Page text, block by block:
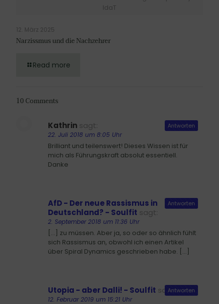
IdaT
12. März 2025
Narzissmus und die Nachzehrer
Read more
10 Comments
Kathrin sagt:
22. Juli 2018 um 8:05 Uhr
Brilliant und teilenswert! Dieses Wissen ist für
mich als Führungskraft absolut essentiell.
Danke
Antworten
AfD - Der neue Rassismus in
Deutschland? - Soulfit sagt:
2. September 2018 um 11:36 Uhr
[…] zu müssen. Aber ja, so oder so ähnlich fühlt
sich Rassismus an, obwohl ich einen Artikel
über Spiral Dynamics geschrieben habe. […]
Antworten
Utopia - aber Dalli! - Soulfit sagt:
12. Februar 2019 um 15:21 Uhr
Antworten